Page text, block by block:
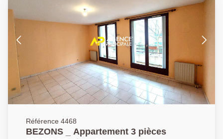
Référence 4468
BEZONS _ Appartement 3 pièces